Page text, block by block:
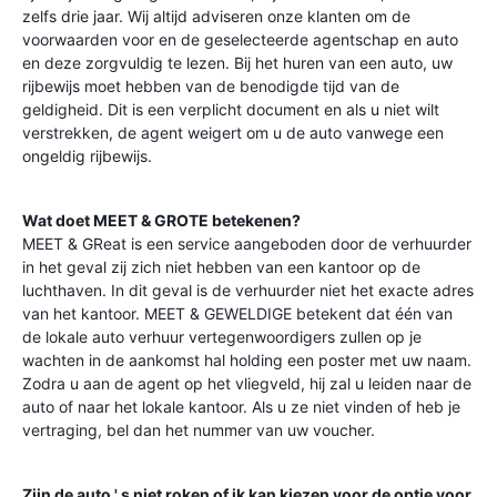
zelfs drie jaar. Wij altijd adviseren onze klanten om de
voorwaarden voor en de geselecteerde agentschap en auto
en deze zorgvuldig te lezen. Bij het huren van een auto, uw
rijbewijs moet hebben van de benodigde tijd van de
geldigheid. Dit is een verplicht document en als u niet wilt
verstrekken, de agent weigert om u de auto vanwege een
ongeldig rijbewijs.
Wat doet MEET & GROTE betekenen?
MEET & GReat is een service aangeboden door de verhuurder
in het geval zij zich niet hebben van een kantoor op de
luchthaven. In dit geval is de verhuurder niet het exacte adres
van het kantoor. MEET & GEWELDIGE betekent dat één van
de lokale auto verhuur vertegenwoordigers zullen op je
wachten in de aankomst hal holding een poster met uw naam.
Zodra u aan de agent op het vliegveld, hij zal u leiden naar de
auto of naar het lokale kantoor. Als u ze niet vinden of heb je
vertraging, bel dan het nummer van uw voucher.